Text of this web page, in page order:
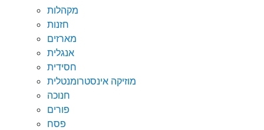
מקהלות
חזנות
מארזים
אנגלית
חסידית
מוזיקה אינסטרומנטלית
חנוכה
פורים
פסח